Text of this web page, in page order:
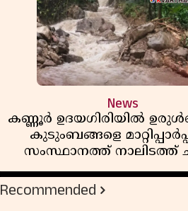
News
കണ്ണൂർ ഉദയഗിരിയിൽ
കുടുംബങ്ങളെ
സംസ്ഥാനത്ത് നാലിടത്ത്
ജാഗ്രത
Recommended